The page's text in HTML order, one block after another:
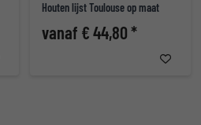
Houten lijst Toulouse op maat
vanaf € 44,80 *